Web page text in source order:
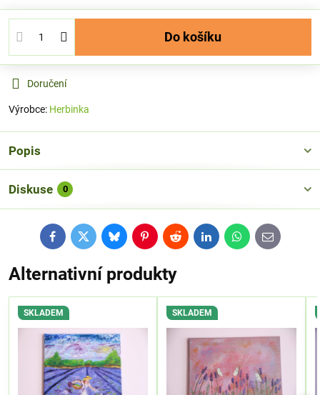
Do košíku
Doručení
Výrobce: Herbinka
Popis
Diskuse 0
FacebookTwitterBlueskyPinterestRedditLinkedInWhatsApp
E-
mail
Alternativní produkty
SKLADEM SKLADEM